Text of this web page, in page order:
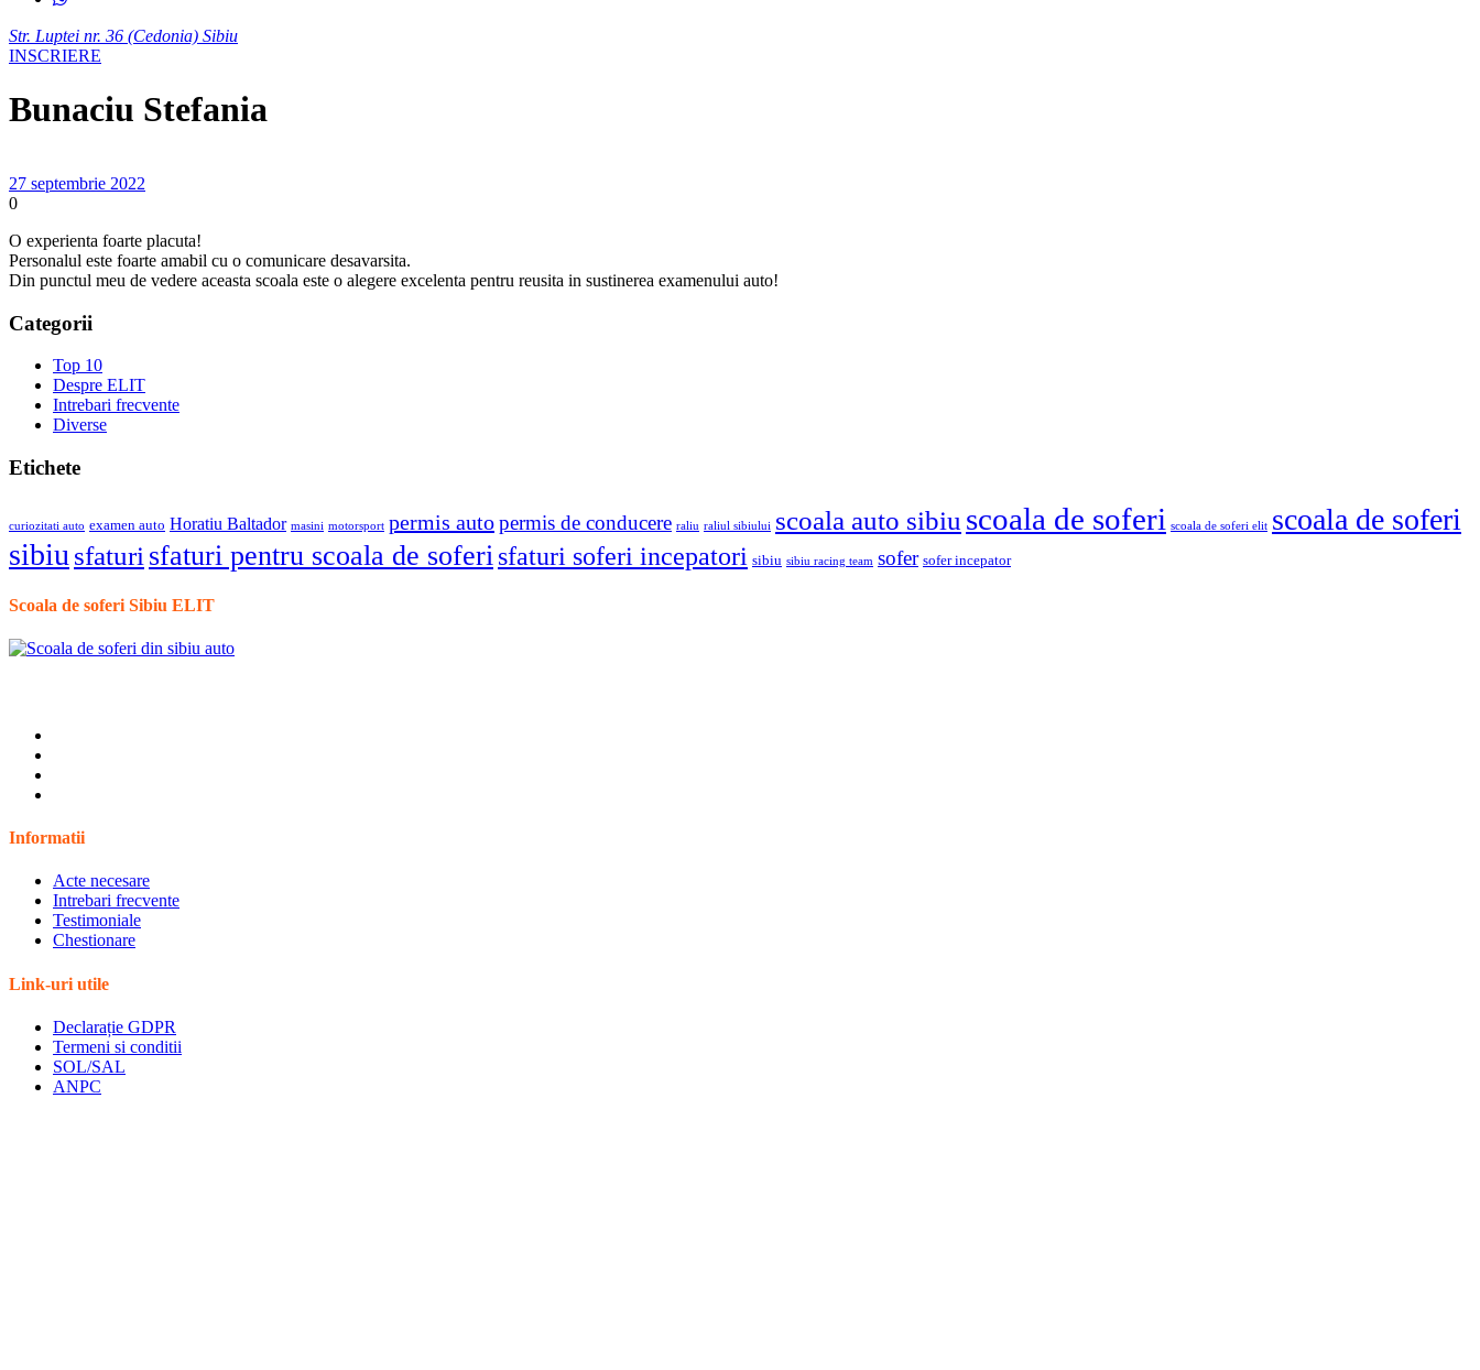
Str. Luptei nr. 36 (Cedonia) Sibiu
INSCRIERE
Bunaciu Stefania
27 septembrie 2022
0
O experienta foarte placuta!
Personalul este foarte amabil cu o comunicare desavarsita.
Din punctul meu de vedere aceasta scoala este o alegere excelenta pentru reusita in sustinerea examenului auto!
Categorii
Top 10
Despre ELIT
Intrebari frecvente
Diverse
Etichete
curiozitati auto examen auto Horatiu Baltador masini motorsport permis autopermis de conducere raliu raliul sibiului scoala auto sibiu scoala de soferi scoala de soferi elit scoala de soferi
sibiu sfaturi sfaturi pentru scoala de soferi sfaturi soferi incepatori sibiu sibiu racing team sofer sofer incepator
Scoala de soferi Sibiu ELIT
Informatii
Acte necesare
Intrebari frecvente
Testimoniale
Chestionare
Link-uri utile
Declarație GDPR
Termeni si conditii
SOL/SAL
ANPC